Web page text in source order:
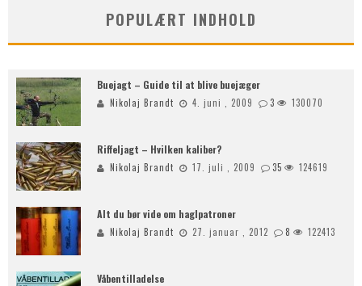
POPULÆRT INDHOLD
Buejagt – Guide til at blive buejæger
Nikolaj Brandt 4. juni , 2009 3 130070
Riffeljagt – Hvilken kaliber?
Nikolaj Brandt 17. juli , 2009 35 124619
Alt du bør vide om haglpatroner
Nikolaj Brandt 27. januar , 2012 8 122413
Våbentilladelse